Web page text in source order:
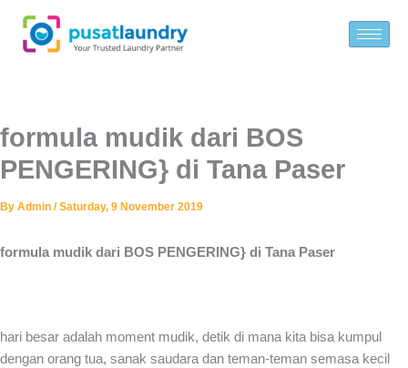
content
formula mudik dari BOS
PENGERING} di Tana Paser
By Admin /Saturday, 9 November 2019
formula mudik dari BOS PENGERING} di Tana Paser
hari besar adalah moment mudik, detik di mana kita bisa kumpul
dengan orang tua, sanak saudara dan teman-teman semasa kecil